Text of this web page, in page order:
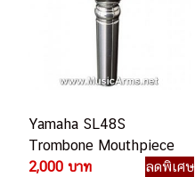
Yamaha SL48S
Trombone Mouthpiece
2,000 บาท
ลดพิเศษ